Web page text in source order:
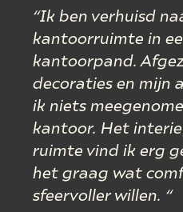
“Ik ben verhuisd
kantoorruimte in
kantoorpand.
decoraties en mijn
ik niets
kantoor. Het
ruimte vind ik erg
het graag wat
sfeervoller willen. “